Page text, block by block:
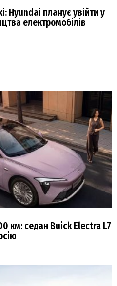
Hyundai планує увійти у
електромобілів
км: седан Buick Electra L7